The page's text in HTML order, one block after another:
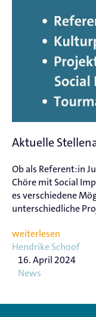
Aktuelle
Ob als Referent:in
Chöre mit Social
es verschiedene
unterschiedliche
weiterlesen
Hendrike Schoof
16. April 2024
News